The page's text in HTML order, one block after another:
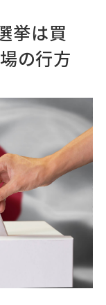
挙は買
の行方